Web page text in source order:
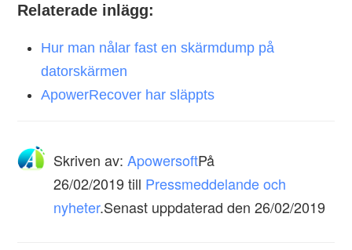
Relaterade inlägg:
Hur man nålar fast en skärmdump på
datorskärmen
ApowerRecover har släppts
Skriven av: ApowersoftPå
26/02/2019 till Pressmeddelande och
nyheter.Senast uppdaterad den 26/02/2019